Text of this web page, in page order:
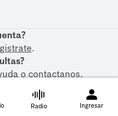
.
ocontactanos.
Radio Ingresar